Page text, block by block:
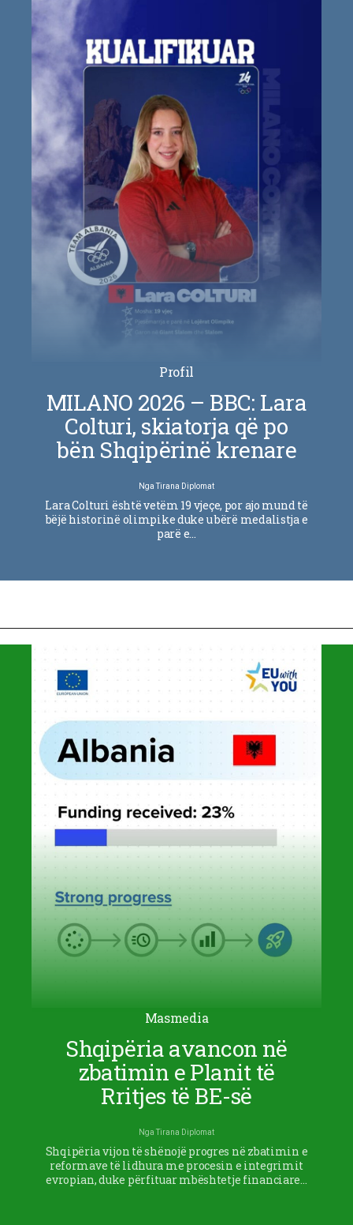
Profil
MILANO 2026 – BBC: Lara
Colturi, skiatorja që po
bën Shqipërinë krenare
NgaTirana Diplomat
Lara Colturi është vetëm 19 vjeçe, por ajo mund të
bëjë historinë olimpike duke u bërë medalistja e
parë e…
Masmedia
Shqipëria avancon në
zbatimin e Planit të
Rritjes të BE-së
NgaTirana Diplomat
Shqipëria vijon të shënojë progres në zbatimin e
reformave të lidhura me procesin e integrimit
evropian, duke përfituar mbështetje financiare…